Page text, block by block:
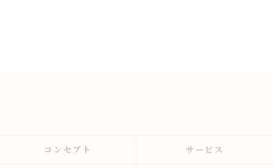
コンセプト サービス